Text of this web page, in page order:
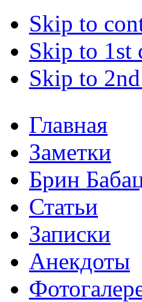
Skip to
Skip to 1st
Skip to
Главная
Заметки
Брин
Статьи
Записки
Анекдоты